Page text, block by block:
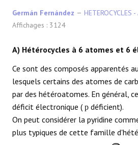
ORGANIQUE AVANCÉ
LA SYNTHÈSE
SPECTROSCOPIE
RÉACTIONS
Germán Fernández
HETEROCYCLES
Affichages : 3124
A) Hétérocycles à 6 atomes et 6
Ce sont des composés apparentés
lesquels certains des atomes de
par des hétéroatomes. En général,
déficit électronique (p déficient).
On peut considérer la pyridine
plus typiques de cette famille